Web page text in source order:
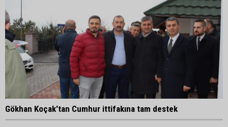
Gökhan Koçak'tan Cumhur ittifakına tam destek